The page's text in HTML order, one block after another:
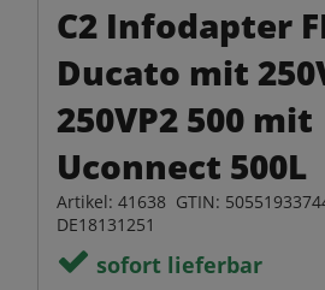
C2 Infodapter
Ducato mit
250VP2 500 mit
Uconnect 500L
Artikel: 41638 GTIN:
DE18131251
sofort lieferbar